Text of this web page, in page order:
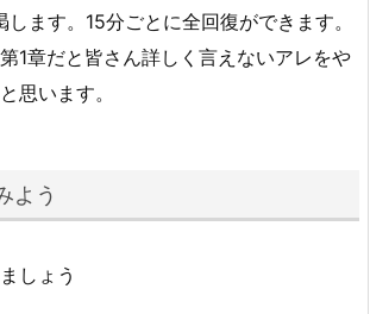
ます。15分ごとに全回復ができます。
1章だと皆さん詳しく言えないアレをや
思います。
よう
しょう